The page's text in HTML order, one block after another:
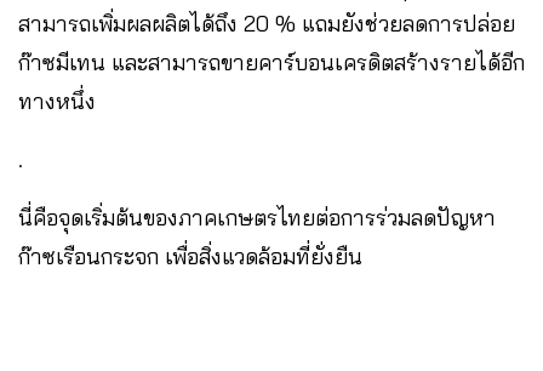
สามารถเพิ่มผลผลิตได้ถึง 20 % แถมยังช่วยลดการปล่อย
ก๊าซมีเทน และสามารถขายคาร์บอนเครดิตสร้างรายได้อีก
ทางหนึ่ง
.
นี่คือจุดเริ่มต้นของภาคเกษตรไทยต่อการร่วมลดปัญหา
ก๊าซเรือนกระจก เพื่อสิ่งแวดล้อมที่ยั่งยืน